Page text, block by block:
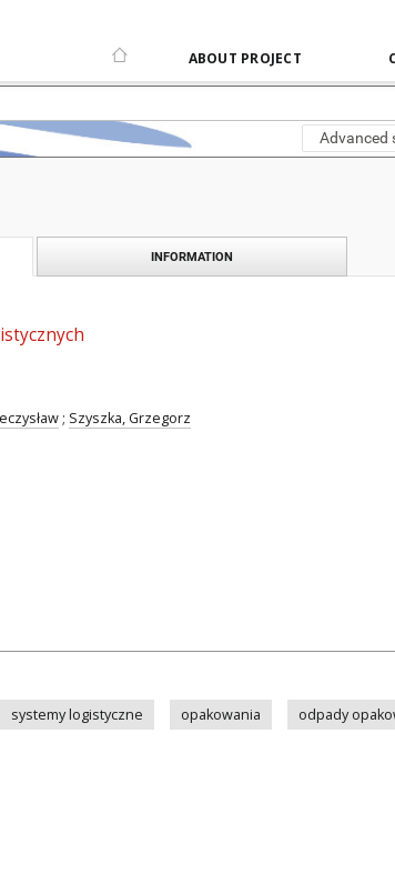
ABOUT PROJECT
Advanced
INFORMATION
; Szyszka, Grzegorz
systemy logistyczne opakowania odpady